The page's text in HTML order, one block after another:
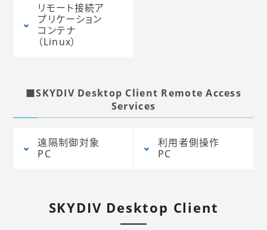
リモート接続ア
プリケーション
コンテナ
（Linux）
■SKYDIV Desktop Client Remote Access
Services
遠隔制御対象
PC
利用者側操作
PC
SKYDIV Desktop Client